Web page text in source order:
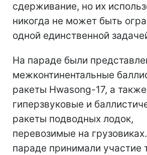
сдерживание, но их
никогда не может быть
одной единственной
На параде были
межконтинентальные
ракеты Hwasong-17, а также
гиперзвуковые и
ракеты подводных лодок,
перевозимые на
параде принимали участие